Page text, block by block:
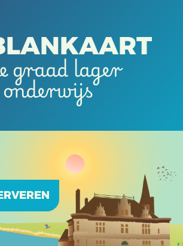
graad lager
onderwijs